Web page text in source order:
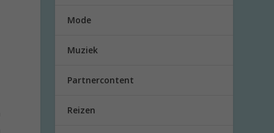
Mode
Muziek
Partnercontent
Reizen